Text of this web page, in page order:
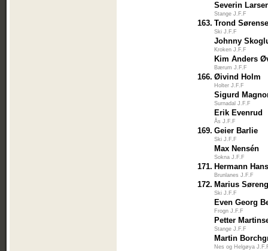
Severin
Stange J.F.F
163. Trond
Ski J.F.F
Johnny
Kroken J.F.F
Kim Anders
Bærum J.F.F
166. Øivind Holm
Holter J.F.F
Sigurd
Surnadal J.F.F
Erik Evenrud
Ås J.F.F
169. Geier Barlie
Ski J.F.F
Max Nensén
Sokna J.F.F
171. Hermann
Brunlanes J.F.F
172. Marius
Ski J.F.F
Even Georg
Frogn J.F.F
Petter
Stange J.F.F
Martin
Nes og Helgøya